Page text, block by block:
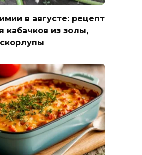
в августе: рецепт
кабачков из золы,